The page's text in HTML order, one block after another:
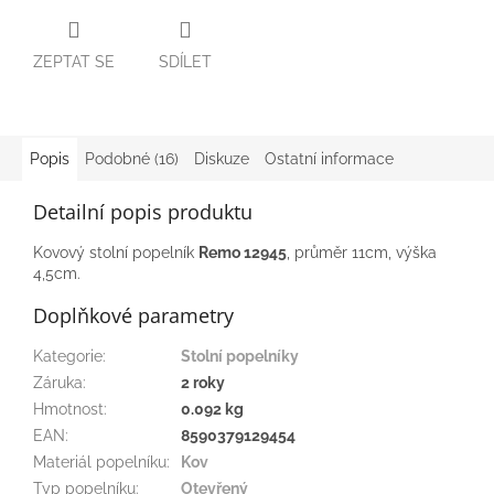
ZEPTAT SE SDÍLET
Popis Podobné (16) Diskuze Ostatní informace
Detailní popis produktu
Kovový stolní popelník Remo 12945, průměr 11cm, výška
4,5cm.
Doplňkové parametry
Kategorie:
Stolní popelníky
Záruka:
2 roky
Hmotnost:
0.092 kg
EAN:
8590379129454
Materiál popelníku:
Kov
Typ popelníku: Otevřený